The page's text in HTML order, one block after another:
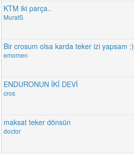
KTM iki parça..
MuratS
Bir crosum olsa karda teker izi yapsam :)
emomen
ENDURONUN İKİ DEVİ
cros
maksat teker dönsün
doctor